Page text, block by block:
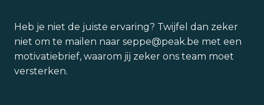
Heb je niet de juiste ervaring? Twijfel dan zeker
niet om te mailen naar seppe@peak.be met een
motivatiebrief, waarom jij zeker ons team moet
versterken.